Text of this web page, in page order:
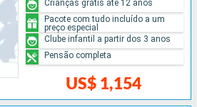
US$ 1,154
Crianças grátis até 12 anos
Pacote com tudo incluído a um
preço especial
Clube infantil a partir dos 3 anos
Pensão completa